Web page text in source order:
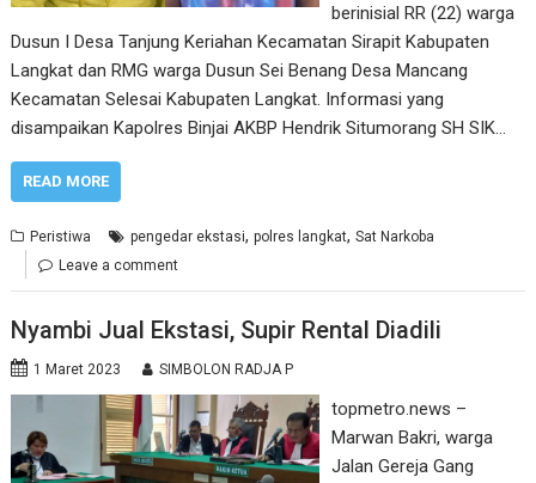
berinisial RR (22) warga
Dusun I Desa Tanjung Keriahan Kecamatan Sirapit Kabupaten
Langkat dan RMG warga Dusun Sei Benang Desa Mancang
Kecamatan Selesai Kabupaten Langkat. Informasi yang
disampaikan Kapolres Binjai AKBP Hendrik Situmorang SH SIK…
READ MORE
Peristiwa pengedar ekstasi,polres langkat,Sat Narkoba
Leave a comment
Nyambi Jual Ekstasi, Supir Rental Diadili
1 Maret 2023 SIMBOLON RADJA P
topmetro.news –
Marwan Bakri, warga
Jalan Gereja Gang